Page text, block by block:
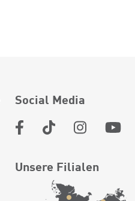
Social Media
Unsere Filialen